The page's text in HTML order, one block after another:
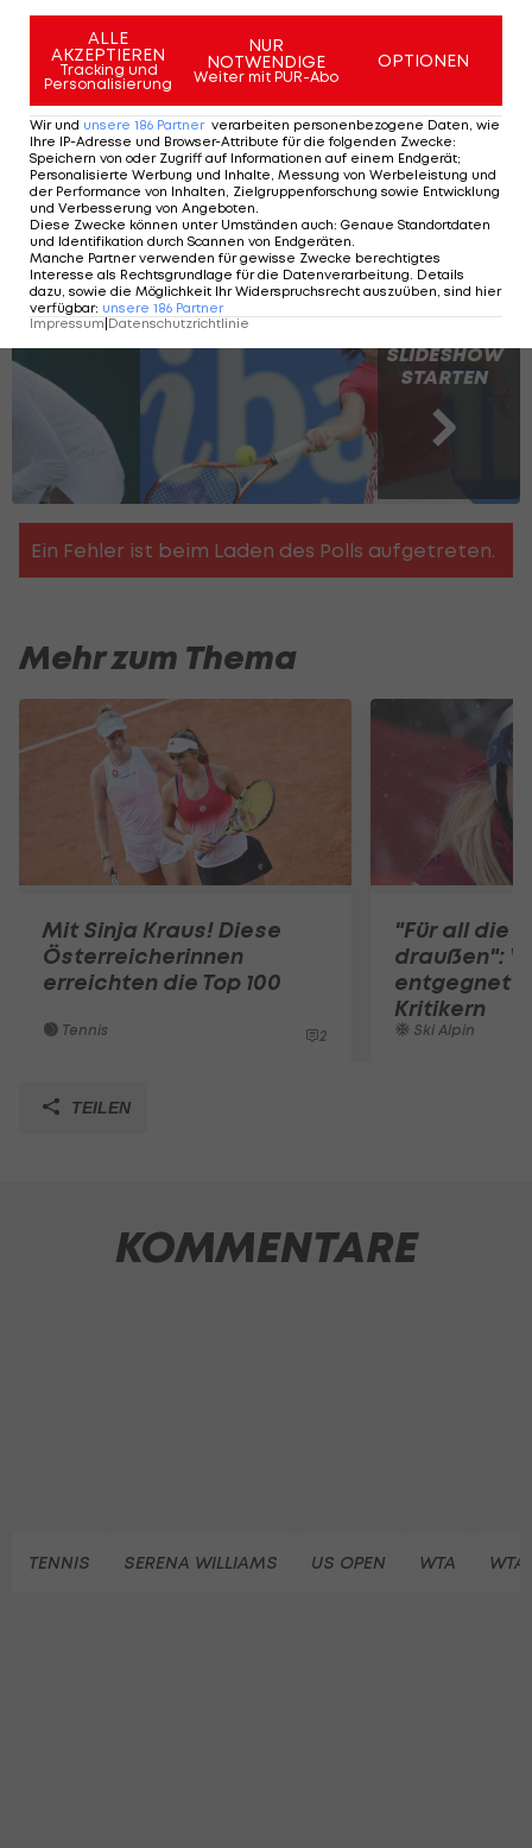
sie es nicht tun."
Williams hat ihren bis dato letzten Grand-Slam-
Einzeltitel 2017 gewonnen und ist seit denUS Open
2022 nicht mehr angetreten.
Die 15 Tennisspielerinnen mit den
meisten Grand-Slam-Titeln
SLIDESHOW
STARTEN
Mehr zum Thema
Mit Sinja Kraus! Diese
Österreicherinnen
erreichten die Top 100
Tennis 2
"Für all die
draußen":
entgegnet
Kritikern
Ski Alpin
TEILEN
KOMMENTARE
TENNIS SERENA WILLIAMS US OPEN WTA
ALLE
AKZEPTIEREN
Tracking und
Personalisierung
NUR
NOTWENDIGE
Weiter mit PUR-Abo
OPTIONEN
Wir und unsere 186 Partner verarbeiten personenbezogene Daten, wie
Ihre IP-Adresse und Browser-Attribute für die folgenden Zwecke:
Speichern von oder Zugriff auf Informationen auf einem Endgerät;
Personalisierte Werbung und Inhalte, Messung von Werbeleistung und
der Performance von Inhalten, Zielgruppenforschung sowie Entwicklung
und Verbesserung von Angeboten
Diese Zwecke können unter Umständen auch: Genaue Standortdaten
und Identifikation durch Scannen von Endgeräten
Manche Partner verwenden für gewisse Zwecke berechtigtes
Interesse als Rechtsgrundlage für die Datenverarbeitung. Details
dazu, sowie die Möglichkeit Ihr Widerspruchsrecht auszuüben, sind hier
verfügbar: unsere 186 Partner
Impressum|Datenschutzrichtlinie